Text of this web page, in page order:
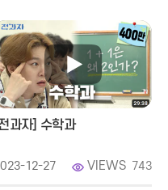
것들을 다 조금 조금씩,
가는 거예요. 코딩이
빅데이터거든요.
터였어요.
제 보니까 그랬구요.
.
계를 다르는 사람이
가는 데이터에서 연구할 수
과자] 수학과
12-27 VIEWS 743